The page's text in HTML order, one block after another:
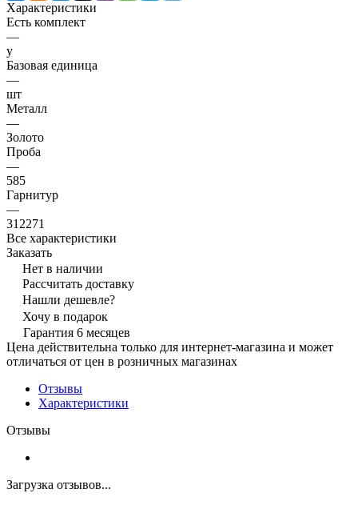
Характеристики
Есть комплект
—
y
Базовая единица
—
шт
Металл
—
Золото
Проба
—
585
Гарнитур
—
312271
Все характеристики
Заказать
Нет в наличии
Рассчитать доставку
Нашли дешевле?
Хочу в подарок
Гарантия 6 месяцев
Цена действительна только для интернет-магазина и может
отличаться от цен в розничных магазинах
Отзывы
Характеристики
Отзывы
Загрузка отзывов...